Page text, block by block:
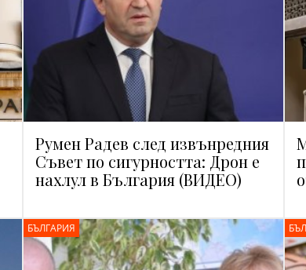
Румен Радев след извънредния
Съвет по сигурността: Дрон е
нахлул в България (ВИДЕО)
БЪЛГАРИЯ